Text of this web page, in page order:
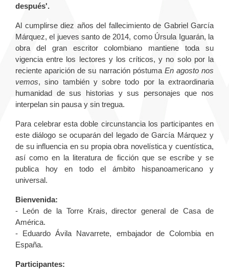
después'.
Al cumplirse diez años del fallecimiento de Gabriel García
Márquez, el jueves santo de 2014, como Úrsula Iguarán, la
obra del gran escritor colombiano mantiene toda su
vigencia entre los lectores y los críticos, y no solo por la
reciente aparición de su narración póstuma En agosto nos
vemos, sino también y sobre todo por la extraordinaria
humanidad de sus historias y sus personajes que nos
interpelan sin pausa y sin tregua.
Para celebrar esta doble circunstancia los participantes en
este diálogo se ocuparán del legado de García Márquez y
de su influencia en su propia obra novelística y cuentística,
así como en la literatura de ficción que se escribe y se
publica hoy en todo el ámbito hispanoamericano y
universal.
Bienvenida:
- León de la Torre Krais, director general de Casa de
América.
- Eduardo Ávila Navarrete, embajador de Colombia en
España.
Participantes: